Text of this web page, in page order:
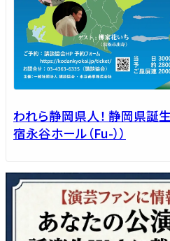
われら静岡県人！ 静岡県
宿永谷ホール（Fu-））